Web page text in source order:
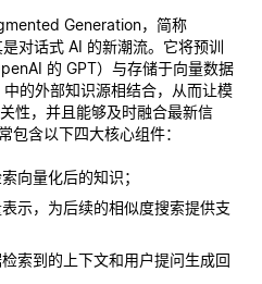
Generation，简称
对话式 AI 的新潮流。它将预训
的 GPT）与存储于向量数据
中的外部知识源相结合，从而让模
性，并且能够及时融合最新信
包含以下四大核心组件：
向量化后的知识；
示，为后续的相似度搜索提供支
索到的上下文和用户提问生成回